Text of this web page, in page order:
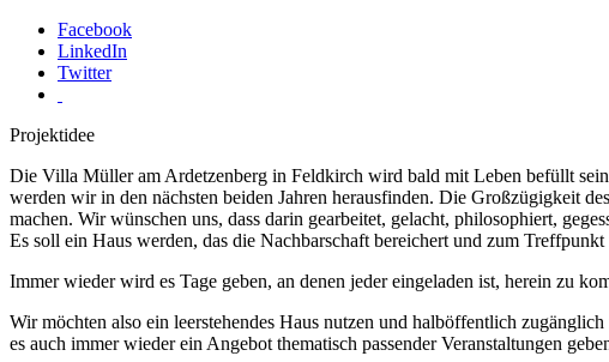
Facebook
LinkedIn
Twitter
Projektidee
Die Villa Müller am Ardetzenberg in Feldkirch wird bald mit Leben befüllt
werden wir in den nächsten beiden Jahren herausfinden. Die Großzügigkeit
machen. Wir wünschen uns, dass darin gearbeitet, gelacht, philosophiert,
Es soll ein Haus werden, das die Nachbarschaft bereichert und zum
Immer wieder wird es Tage geben, an denen jeder eingeladen ist, herein zu
Wir möchten also ein leerstehendes Haus nutzen und halböffentlich
es auch immer wieder ein Angebot thematisch passender Veranstaltungen